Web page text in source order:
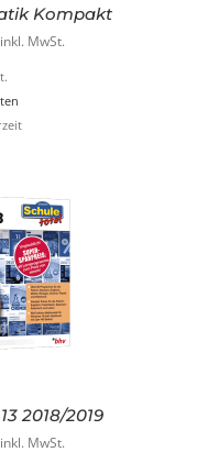
Kompakt
€.
inkl. MwSt.
2018/2019
inkl. MwSt.